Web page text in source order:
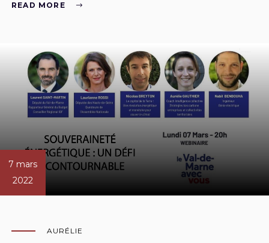
READ MORE
7 mars
2022
AURÉLIE